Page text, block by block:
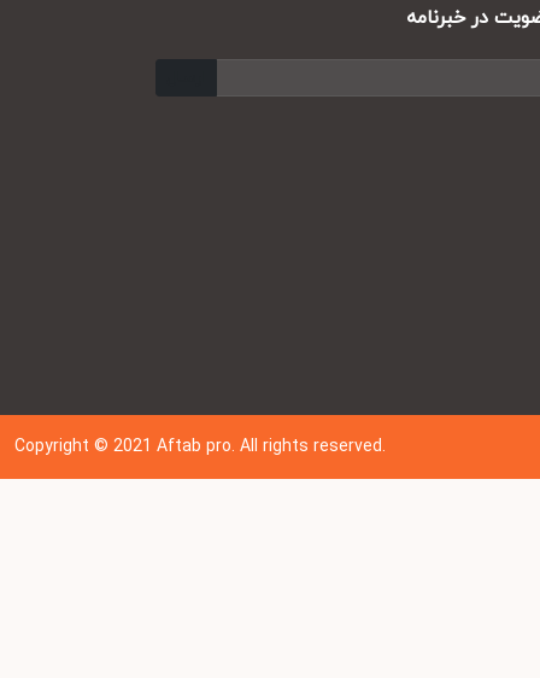
در خبرنامه
Copyright © 202 1Aftab pro. All rights reserved.